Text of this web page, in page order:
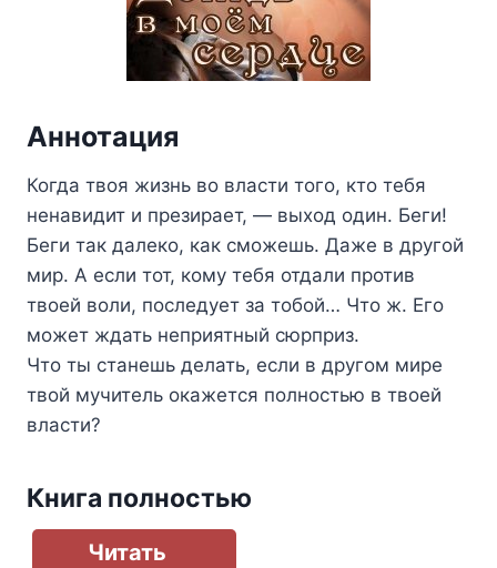
Аннотация
Когда твоя жизнь во власти того, кто тебя
ненавидит и презирает, — выход один. Беги!
Беги так далеко, как сможешь. Даже в другой
мир. А если тот, кому тебя отдали против
твоей воли, последует за тобой… Что ж. Его
может ждать неприятный сюрприз.
Что ты станешь делать, если в другом мире
твой мучитель окажется полностью в твоей
власти?
Книга полностью
Читать